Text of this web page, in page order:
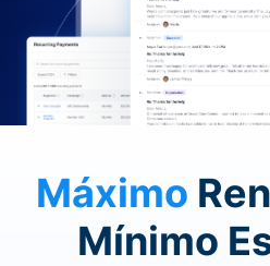
Máximo
Mínimo